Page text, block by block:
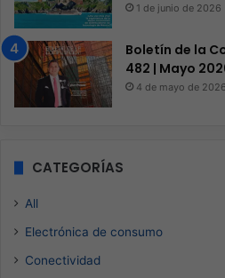
1 de junio de 2026
Boletín de la
482 | Mayo
4 de mayo de 2026
CATEGORÍAS
All
Electrónica de consumo
Conectividad